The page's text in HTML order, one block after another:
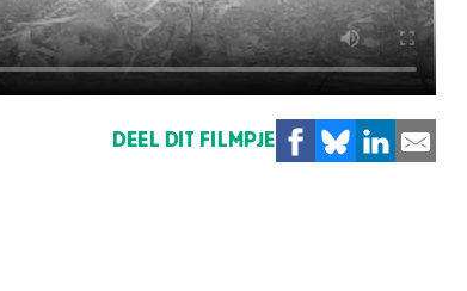
DEEL DIT FILMPJE